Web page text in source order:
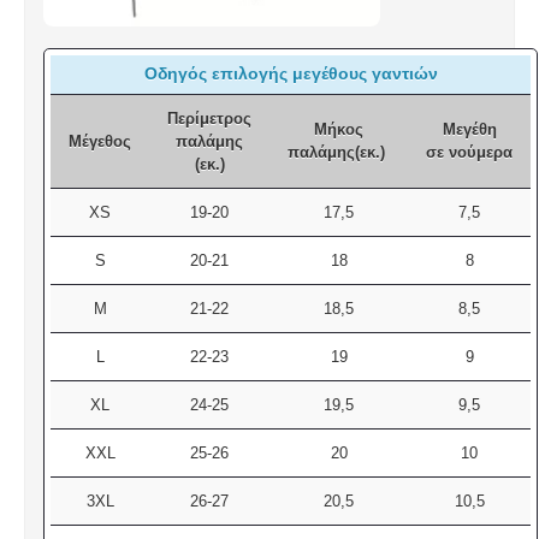
οθόνες αφής (gps, smartphone)
Κλείσιμο με βέλκρο στον καρπό
Οδηγός επιλογής μεγέθους γαντιών
Μέγεθος
Περίμετρος
παλάμης
(εκ.)
Μήκος
παλάμης(εκ.)
Μεγέθη
σε νούμερα
XS 19-20 17,5 7,5
S 20-21 18 8
M 21-22 18,5 8,5
L 22-23 19 9
XL 24-25 19,5 9,5
XXL 25-26 20 10
3XL 26-27 20,5 10,5